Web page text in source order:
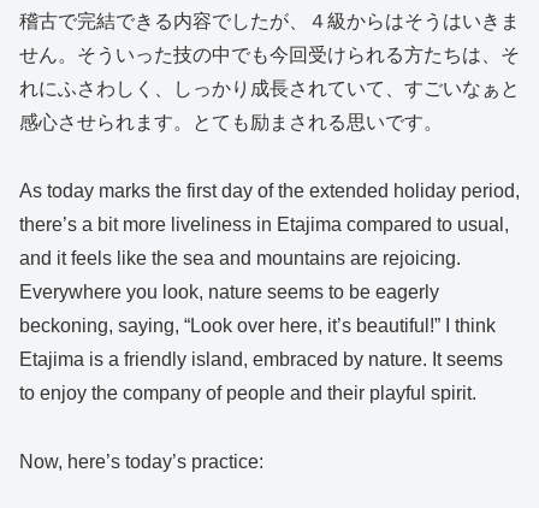
稽古で完結できる内容でしたが、４級からはそうはいきま
せん。そういった技の中でも今回受けられる方たちは、そ
れにふさわしく、しっかり成長されていて、すごいなぁと
感心させられます。とても励まされる思いです。
As today marks the first day of the extended holiday period,
there’s a bit more liveliness in Etajima compared to usual,
and it feels like the sea and mountains are rejoicing.
Everywhere you look, nature seems to be eagerly
beckoning, saying, “Look over here, it’s beautiful!” I think
Etajima is a friendly island, embraced by nature. It seems
to enjoy the company of people and their playful spirit.
Now, here’s today’s practice: